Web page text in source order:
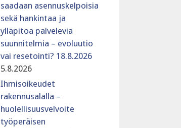
saadaan asennuskelpoisia
sekä hankintaa ja
ylläpitoa palvelevia
suunnitelmia – evoluutio
vai resetointi? 18.8.2026
5.8.2026
Ihmisoikeudet
rakennusalalla –
huolellisuusvelvoite
työperäisen